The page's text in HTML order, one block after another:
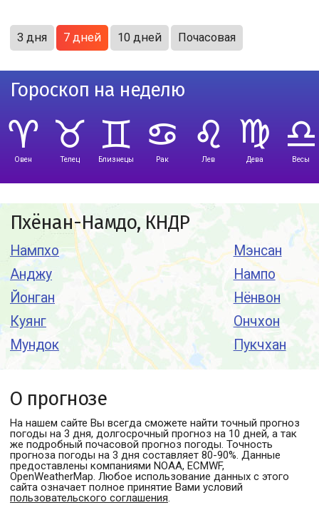
3 дня 7 дней 10 дней Почасовая
Гороскоп на неделю
Овен Телец Близнецы Рак Лев Дева Весы
Пхёнан-Намдо, КНДР
Нампхо
Анджу
Йонган
Куянг
Мундок
Мэнсан
Нампо
Нёнвон
Ончхон
Пукчхан
О прогнозе
На нашем сайте Вы всегда сможете найти точный прогноз
погоды на 3 дня, долгосрочный прогноз на 10 дней, а так
же подробный почасовой прогноз погоды. Точность
прогноза погоды на 3 дня составляет 80-90%. Данные
предоставлены компаниями NOAA, ECMWF,
OpenWeatherMap. Любое использование данных с этого
сайта означает полное принятие Вами условий
пользовательского соглашения.